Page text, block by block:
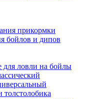
прикормки
бойлов и дипов
ловли на бойлы